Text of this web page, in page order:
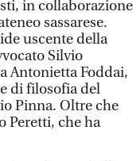
in collaborazione
sassarese.
uscente della
Silvio
Antonietta Foddai,
di filosofia del
Pinna. Oltre che
Peretti, che ha